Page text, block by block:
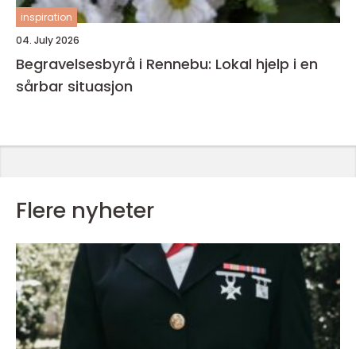
inspiration
04. July 2026
Begravelsesbyrå i Rennebu: Lokal hjelp i en
sårbar situasjon
Flere nyheter